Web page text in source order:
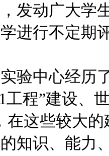
发动广大学
进行不定期
验中心经历
工程”建设、
在这些较大
知识、能力